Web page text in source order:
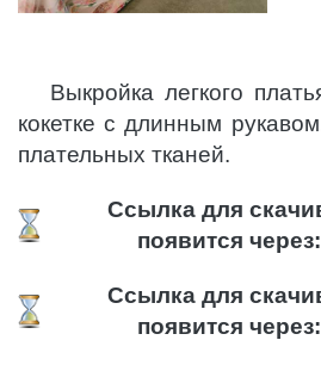
Выкройка легкого
кокетке c длинным
плательных тканей.
Ссылка для
появится через:
Ссылка для
появится через: